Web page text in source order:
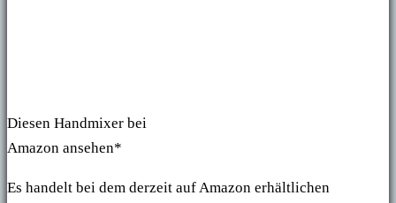
Diesen Handmixer bei
Amazon ansehen*
Es handelt bei dem derzeit auf Amazon erhältlichen